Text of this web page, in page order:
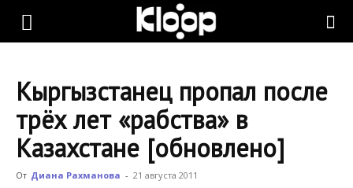
KLOOP.KG
Новости
Кыргызстанец пропал после
трёх лет «рабства» в
Казахстане [обновлено]
От Диана Рахманова - 21 августа 2011